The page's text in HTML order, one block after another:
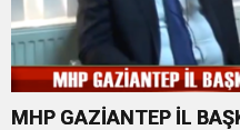
MHP GAZİANTEP İL